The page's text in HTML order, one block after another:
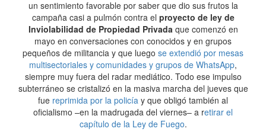
un sentimiento favorable por saber que dio sus frutos la
campaña casi a pulmón contra el proyecto de ley de
Inviolabilidad de Propiedad Privadaque comenzó en
mayo en conversaciones con conocidos y en grupos
pequeños de militancia y que luego se extendió por mesas
multisectoriales y comunidades y grupos de WhatsApp,
siempre muy fuera del radar mediático. Todo ese impulso
subterráneo se cristalizó en la masiva marcha del jueves que
fue reprimida por la policía y que obligó también al
oficialismo –en la madrugada del viernes– a retirar el
capítulo de la Ley de Fuego.